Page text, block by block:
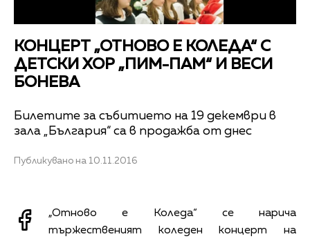
КОНЦЕРТ „ОТНОВО Е КОЛЕДА“ С
ДЕТСКИ ХОР „ПИМ-ПАМ“ И ВЕСИ
БОНЕВА
Билетите за събитието на 19 декември в
зала „България“ са в продажба от днес
Публикувано на 10.11.2016
„Отново е Коледа“ се нарича
тържественият коледен концерт на